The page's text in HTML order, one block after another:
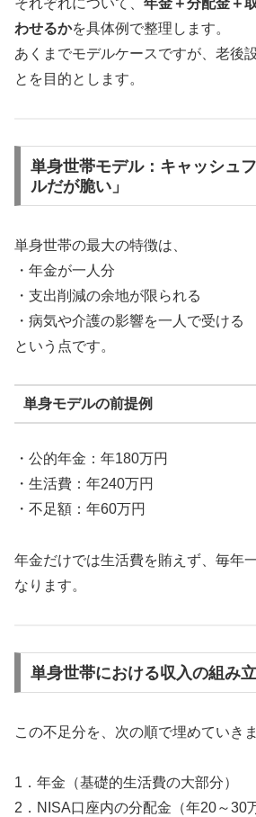
それぞれについて、 年金＋分配金＋
わせるかを具体例で整理します。
あくまでモデルケースですが、老後
とを目的とします。
単身世帯モデル：キャッシュ
ルだが脆い」
単身世帯の最大の特徴は、
・年金が一人分
・支出削減の余地が限られる
・病気や介護の影響を一人で受ける
という点です。
単身モデルの前提例
・公的年金：年180万円
・生活費：年240万円
・不足額：年60万円
年金だけでは生活費を賄えず、毎年
なります。
単身世帯における収入の組み
この不足分を、次の順で埋めていきま
1．年金（基礎的生活費の大部分）
2．NISA口座内の分配金（年20～30